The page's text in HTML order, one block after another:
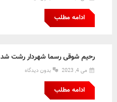
ادامه مطلب
رحیم شوقی رسما شهردار رشت شد
می 4, 2023 بدون دیدگاه
ادامه مطلب